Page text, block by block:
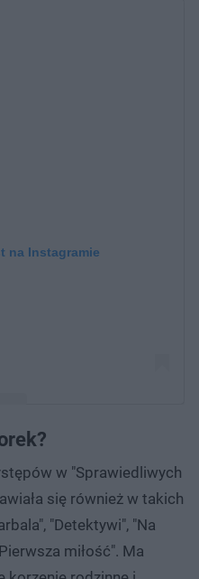
na Instagramie
w "Sprawiedliwych
się również w takich
"Detektywi", "Na
miłość". Ma